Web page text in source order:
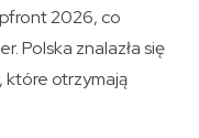
2026, co
Polska znalazła się
które otrzymają